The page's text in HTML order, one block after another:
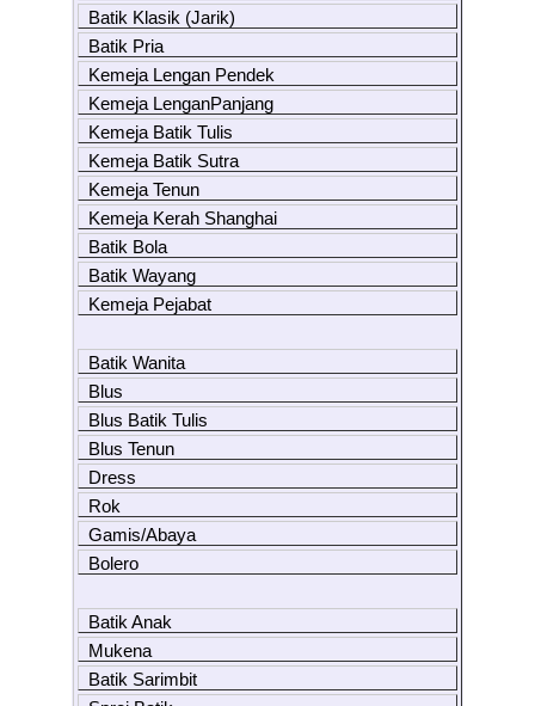
Batik Klasik (Jarik)
Batik Pria
Kemeja Lengan Pendek
Kemeja LenganPanjang
Kemeja Batik Tulis
Kemeja Batik Sutra
Kemeja Tenun
Kemeja Kerah Shanghai
Batik Bola
Batik Wayang
Kemeja Pejabat
Batik Wanita
Blus
Blus Batik Tulis
Blus Tenun
Dress
Rok
Gamis/Abaya
Bolero
Batik Anak
Mukena
Batik Sarimbit